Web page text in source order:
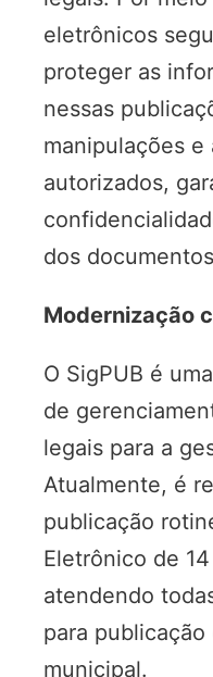
eletrônicos
proteger as
nessas
manipulações e
autorizados,
dos
Modernização
O SigPUB é
de
legais para a
Atualmente, é
publicação
Eletrônico de
atendendo
para
municipal.